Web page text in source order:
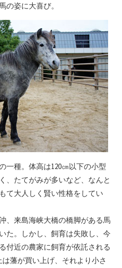
の姿に大喜び。
一種。体高は120㎝以下の小型
、たてがみが多いなど、なんと
て大人しく賢い性格をしてい
、来島海峡大橋の橋脚がある馬
た。しかし、飼育は失敗し、今
付近の農家に飼育が依託される
藩が買い上げ、それより小さ